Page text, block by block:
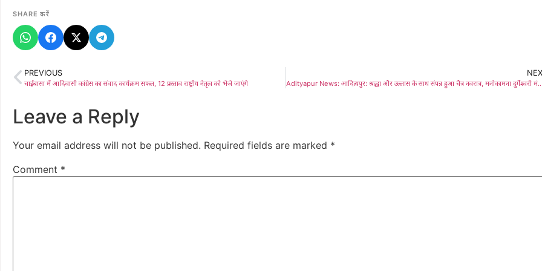
SHARE करें
PREVIOUS
चाईबासा में आदिवासी कांग्रेस का संवाद कार्यक्रम सफल, 12 प्रस्ताव राष्ट्रीय नेतृत्व को भेजे जाएंगे Adityapur News: आदित्यपुर: श्रद्धा और उल्लास के साथ संपन्न हुआ चैत्र नवरात्र, मनोकामना दुर्गेश्वरी मंदिर में महानवमी
Leave a Reply
Your email address will not be published. Required fields are marked *
Comment *